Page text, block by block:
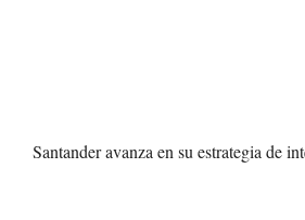
Santander avanza en su estrategia de